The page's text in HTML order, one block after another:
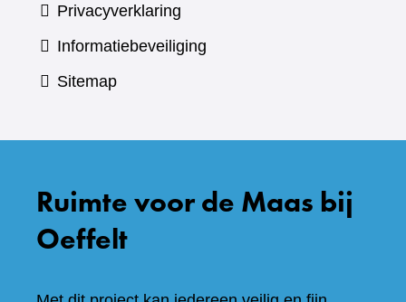
Privacyverklaring
Informatiebeveiliging
Sitemap
Ruimte voor de Maas bij
Oeffelt